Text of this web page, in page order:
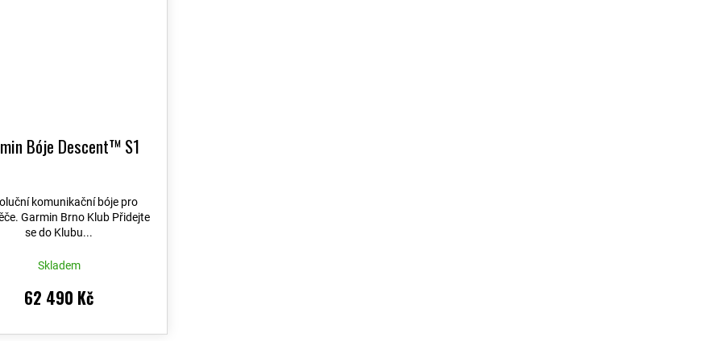
Bóje Descent™ S1
komunikační bóje pro
Garmin Brno Klub Přidejte
se do Klubu...
Skladem
62 490 Kč